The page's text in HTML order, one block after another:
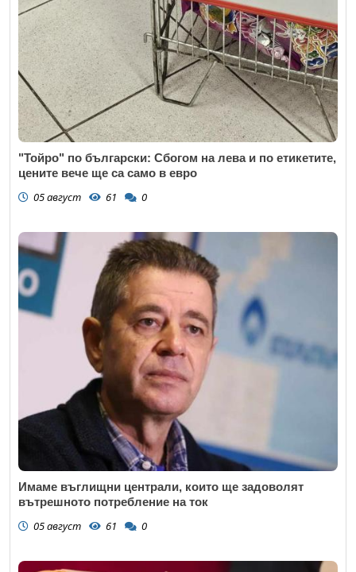
"Тойро" по български: Сбогом на лева и по етикетите,
цените вече ще са само в евро
05 август 61 0
Имаме въглищни централи, които ще задоволят
вътрешното потребление на ток
05 август 61 0